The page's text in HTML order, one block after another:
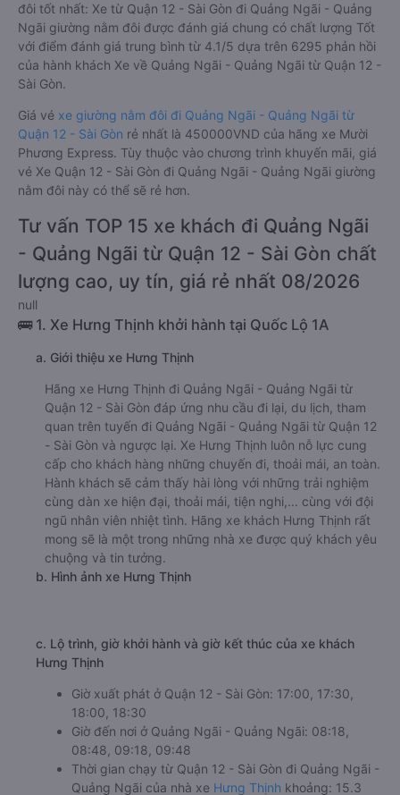
đôi tốt nhất: Xe từ Quận 12 - Sài Gòn đi Quảng Ngãi - Quảng
Ngãi giường nằm đôi được đánh giá chung có chất lượng Tốt
với điểm đánh giá trung bình từ 4.1/5 dựa trên 6295 phản hồi
của hành khách Xe về Quảng Ngãi - Quảng Ngãi từ Quận 12 -
Sài Gòn.
Giá vé xe giường nằm đôi đi Quảng Ngãi - Quảng Ngãi từ
Quận 12 - Sài Gòn rẻ nhất là 450000VND của hãng xe Mười
Phương Express. Tùy thuộc vào chương trình khuyến mãi, giá
vé Xe Quận 12 - Sài Gòn đi Quảng Ngãi - Quảng Ngãi giường
nằm đôi này có thể sẽ rẻ hơn.
Tư vấn TOP 15 xe khách đi Quảng Ngãi
- Quảng Ngãi từ Quận 12 - Sài Gòn chất
lượng cao, uy tín, giá rẻ nhất 08/2026
null
🚌 1. Xe Hưng Thịnh khởi hành tại Quốc Lộ 1A
a. Giới thiệu xe Hưng Thịnh
Hãng xe Hưng Thịnh đi Quảng Ngãi - Quảng Ngãi từ
Quận 12 - Sài Gòn đáp ứng nhu cầu đi lại, du lịch, tham
quan trên tuyến đi Quảng Ngãi - Quảng Ngãi từ Quận 12
- Sài Gòn và ngược lại. Xe Hưng Thịnh luôn nỗ lực cung
cấp cho khách hàng những chuyến đi, thoải mái, an toàn.
Hành khách sẽ cảm thấy hài lòng với những trải nghiệm
cùng dàn xe hiện đại, thoải mái, tiện nghi,... cùng với đội
ngũ nhân viên nhiệt tình. Hãng xe khách Hưng Thịnh rất
mong sẽ là một trong những nhà xe được quý khách yêu
chuộng và tin tưởng.
b. Hình ảnh xe Hưng Thịnh
c. Lộ trình, giờ khởi hành và giờ kết thúc của xe khách
Hưng Thịnh
Giờ xuất phát ở Quận 12 - Sài Gòn: 17:00, 17:30,
18:00, 18:30
Giờ đến nơi ở Quảng Ngãi - Quảng Ngãi: 08:18,
08:48, 09:18, 09:48
Thời gian chạy từ Quận 12 - Sài Gòn đi Quảng Ngãi -
Quảng Ngãi của nhà xe Hưng Thịnh khoảng: 15.3